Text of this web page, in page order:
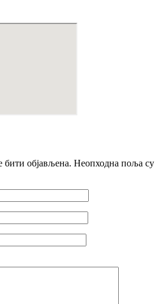
бити објављена. Неопходна поља су